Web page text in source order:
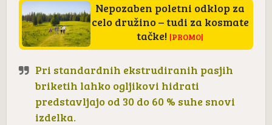
Nepozaben poletni odklop za
celo družino – tudi za kosmate
tačke! |PROMO|
Pri standardnih ekstrudiranih pasjih
briketih lahko ogljikovi hidrati
predstavljajo od 30 do 60 % suhe snovi
izdelka.